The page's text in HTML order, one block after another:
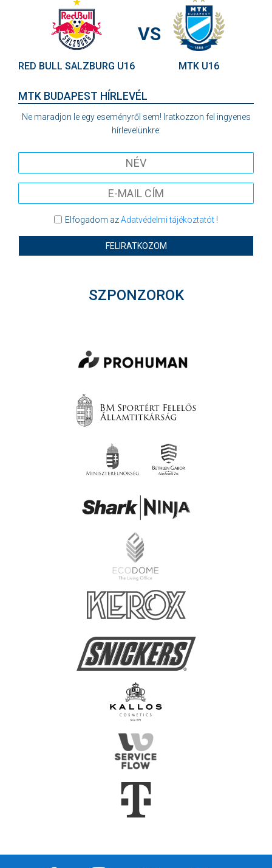
RED BULL SALZBURG U16
VS
MTK U16
MTK BUDAPEST HÍRLEVÉL
Ne maradjon le egy eseményről sem! Iratkozzon fel ingyenes
hírlevelünkre:
Elfogadom azAdatvédelmi tájékoztatót!
FELIRATKOZOM
SZPONZOROK